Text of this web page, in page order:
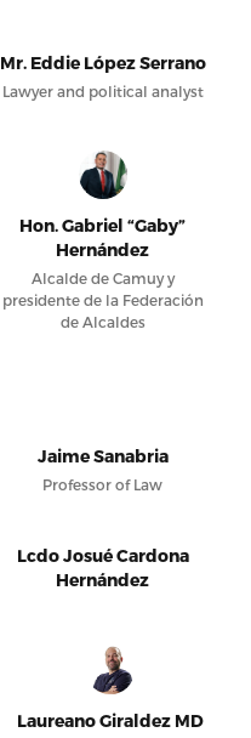
Mr. Eddie López Serrano
Lawyer and political analyst
Hon. Gabriel “Gaby”
Hernández
Alcalde de Camuy y
presidente de la Federación
de Alcaldes
Jaime Sanabria
Professor of Law
Lcdo Josué Cardona
Hernández
Laureano Giraldez MD